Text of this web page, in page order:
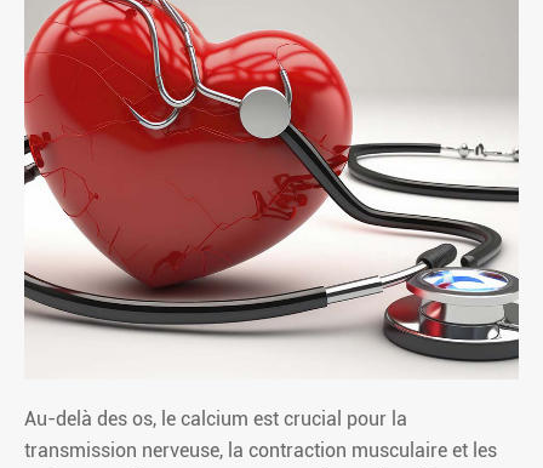
Au-delà des os, le calcium est crucial pour la
transmission nerveuse, la contraction musculaire et les